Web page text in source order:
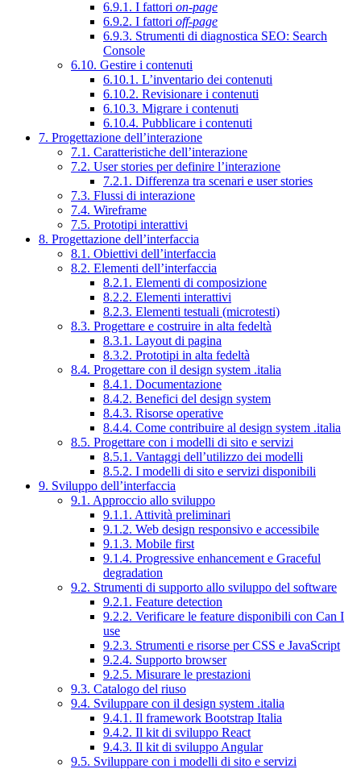
6.9.1. I fattori on-page
6.9.2. I fattori off-page
6.9.3. Strumenti di diagnostica SEO: Search
Console
6.10. Gestire i contenuti
6.10.1. L’inventario dei contenuti
6.10.2. Revisionare i contenuti
6.10.3. Migrare i contenuti
6.10.4. Pubblicare i contenuti
7. Progettazione dell’interazione
7.1. Caratteristiche dell’interazione
7.2. User stories per definire l’interazione
7.2.1. Differenza tra scenari e user stories
7.3. Flussi di interazione
7.4. Wireframe
7.5. Prototipi interattivi
8. Progettazione dell’interfaccia
8.1. Obiettivi dell’interfaccia
8.2. Elementi dell’interfaccia
8.2.1. Elementi di composizione
8.2.2. Elementi interattivi
8.2.3. Elementi testuali (microtesti)
8.3. Progettare e costruire in alta fedeltà
8.3.1. Layout di pagina
8.3.2. Prototipi in alta fedeltà
8.4. Progettare con il design system .italia
8.4.1. Documentazione
8.4.2. Benefici del design system
8.4.3. Risorse operative
8.4.4. Come contribuire al design system .italia
8.5. Progettare con i modelli di sito e servizi
8.5.1. Vantaggi dell’utilizzo dei modelli
8.5.2. I modelli di sito e servizi disponibili
9. Sviluppo dell’interfaccia
9.1. Approccio allo sviluppo
9.1.1. Attività preliminari
9.1.2. Web design responsivo e accessibile
9.1.3. Mobile first
9.1.4. Progressive enhancement e Graceful
degradation
9.2. Strumenti di supporto allo sviluppo del software
9.2.1. Feature detection
9.2.2. Verificare le feature disponibili con Can I
use
9.2.3. Strumenti e risorse per CSS e JavaScript
9.2.4. Supporto browser
9.2.5. Misurare le prestazioni
9.3. Catalogo del riuso
9.4. Sviluppare con il design system .italia
9.4.1. Il framework Bootstrap Italia
9.4.2. Il kit di sviluppo React
9.4.3. Il kit di sviluppo Angular
9.5. Sviluppare con i modelli di sito e servizi